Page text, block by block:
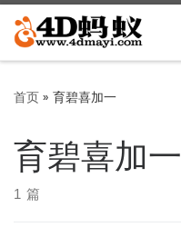
Skip to content
首页» 育碧喜加一
育碧喜加一
1 篇